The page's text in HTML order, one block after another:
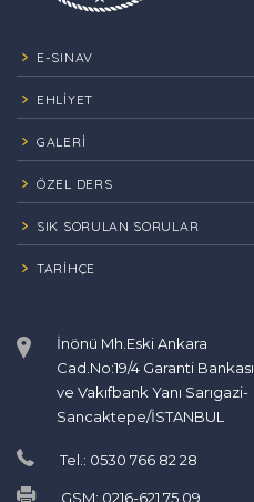
E-SINAV
EHLİYET
GALERİ
ÖZEL DERS
SIK SORULAN SORULAR
TARIHÇE
İnönü Mh.Eski Ankara
Cad.No:19/4 Garanti Bankası
ve Vakıfbank Yanı Sarıgazi-
Sancaktepe/İSTANBUL
Tel.: 0530 766 82 28
GSM: 0216-621 75 09